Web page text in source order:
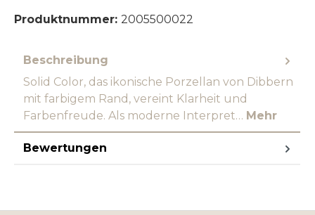
Produktnummer: 2005500022
Beschreibung
Solid Color, das ikonische Porzellan von Dibbern
mit farbigem Rand, vereint Klarheit und
Farbenfreude. Als moderne Interpret… Mehr
Bewertungen